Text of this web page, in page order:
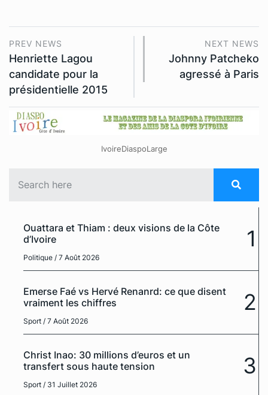
PREV NEWS
Henriette Lagou
candidate pour la
présidentielle 2015
NEXT NEWS
Johnny Patcheko
agressé à Paris
IvoireDiaspoLarge
Ouattara et Thiam : deux visions de la Côte
d’Ivoire
Politique / 7 Août 2026
1
Emerse Faé vs Hervé Renanrd: ce que disent
vraiment les chiffres
Sport / 7 Août 2026
2
Christ Inao: 30 millions d’euros et un
transfert sous haute tension
Sport / 31 Juillet 2026
3